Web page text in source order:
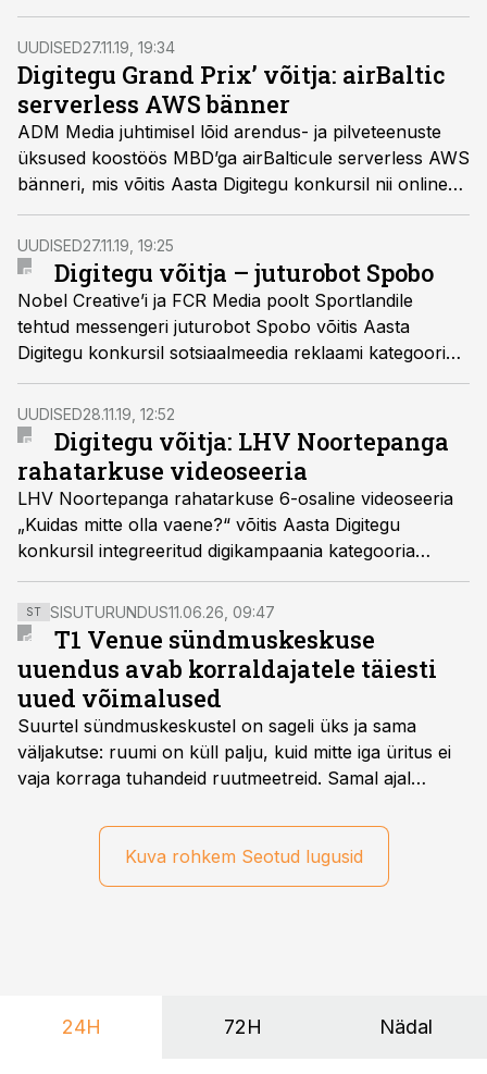
reklaamide kategoorias.
UUDISED27.11.19, 19:34
Digitegu Grand Prix’ võitja: airBaltic
serverless AWS bänner
ADM Media juhtimisel lõid arendus- ja pilveteenuste
üksused koostöös MBD’ga airBalticule serverless AWS
bänneri, mis võitis Aasta Digitegu konkursil nii online-
reklaami kategooria kui ka peaauhinna Grand Prix,
millele kandideerisid kõikide kategooriate võitjad.
UUDISED27.11.19, 19:25
Digitegu võitja – juturobot Spobo
Nobel Creative’i ja FCR Media poolt Sportlandile
tehtud messengeri juturobot Spobo võitis Aasta
Digitegu konkursil sotsiaalmeedia reklaami kategooria
auhinna.
UUDISED28.11.19, 12:52
Digitegu võitja: LHV Noortepanga
rahatarkuse videoseeria
LHV Noortepanga rahatarkuse 6-osaline videoseeria
„Kuidas mitte olla vaene?“ võitis Aasta Digitegu
konkursil integreeritud digikampaania kategooria
auhinna.
ST SISUTURUNDUS11.06.26, 09:47
T1 Venue sündmuskeskuse
uuendus avab korraldajatele täiesti
uued võimalused
Suurtel sündmuskeskustel on sageli üks ja sama
väljakutse: ruumi on küll palju, kuid mitte iga üritus ei
vaja korraga tuhandeid ruutmeetreid. Samal ajal
paindlikkust – võimalust ühendada konverents, gala,
töötoad, meelelahutus ja võrgustumine tervikuks, ilma
et peaks kasutama mitut erinevat asukohta. T1
Kuva rohkem Seotud lugusid
24H 72H Nädal